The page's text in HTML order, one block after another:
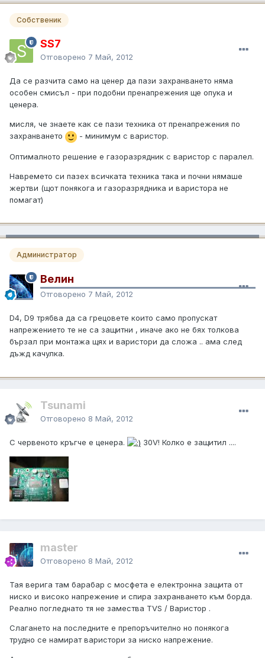
Собственик
SS7
Отговорено 7 Май, 2012
Да се разчита само на ценер да пази захранването няма
особен смисъл - при подобни пренапрежения ще опука и
ценера.
мисля, че знаете как се пази техника от пренапрежения по
захранването
- минимум с варистор.
Оптималното решение е газоразрядник с варистор с паралел.
Навремето си пазех всичката техника така и почни нямаше
жертви (щот понякога и газоразрядника и варистора не
помагат)
Администратор
Велин
Отговорено 7 Май, 2012
D4, D9 трябва да са грецовете които само пропускат
напрежението те не са защитни , иначе ако не бях толкова
бързал при монтажа щях и варистори да сложа .. ама след
дъжд качулка.
Tsunami
Отговорено 8 Май, 2012
С червеното кръгче е ценера. 30V! Колко е защитил ....
master
Отговорено 8 Май, 2012
Тая верига там барабар с мосфета е електронна защита от
ниско и високо напрежение и спира захранването към борда.
Реално погледнато тя не замества TVS / Варистор .
Слагането на последните е препоръчително но понякога
трудно се намират варистори за ниско напрежение.